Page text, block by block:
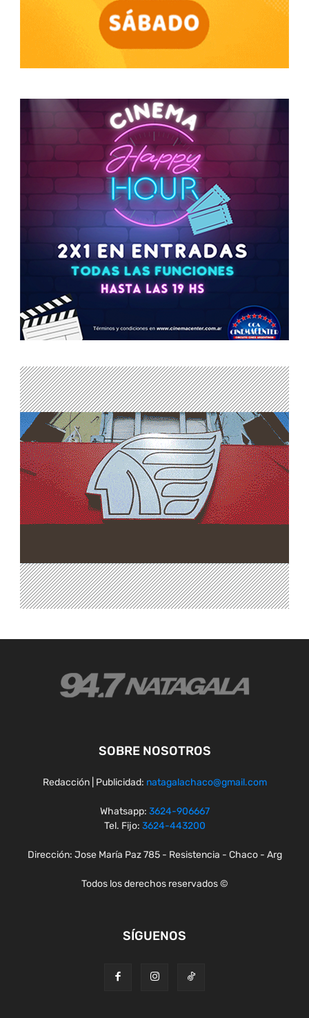
SOBRE NOSOTROS
Redacción | Publicidad: natagalachaco@gmail.com
Whatsapp: 3624-906667
Tel. Fijo: 3624-443200
Dirección: Jose María Paz 785 - Resistencia - Chaco - Arg
Todos los derechos reservados ©
SÍGUENOS